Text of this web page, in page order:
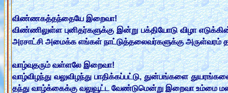
விண்ணகத்தந்தையே இறைவா!
விண்ணிலுள்ள புனிதர்களுக்கு இன்று பக்தியோடு விழா
அரசாட்சி அமைக்க எங்கள் நாட்டுத்தலைவர்களுக்கு
வாழ்வுதரும் வள்ளலே இறைவா!
வாழ்விழந்து வலுவிழந்து பாதிக்கப்பட்டு, துன்பங்களை
தந்து வாழ்க்கைக்கு வலுவூட்ட வேண்டுமென்று இறைவா உம்மை